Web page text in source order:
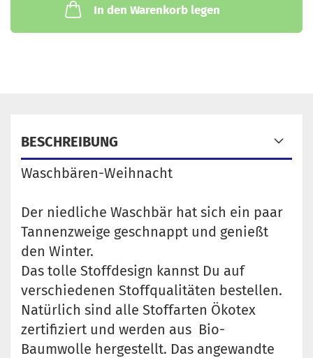
In den Warenkorb legen
BESCHREIBUNG
Waschbären-Weihnacht
Der niedliche Waschbär hat sich ein paar
Tannenzweige geschnappt und genießt
den Winter.
Das tolle Stoffdesign kannst Du auf
verschiedenen Stoffqualitäten bestellen.
Natürlich sind alle Stoffarten Ökotex
zertifiziert und werden aus Bio-
Baumwolle hergestellt. Das angewandte